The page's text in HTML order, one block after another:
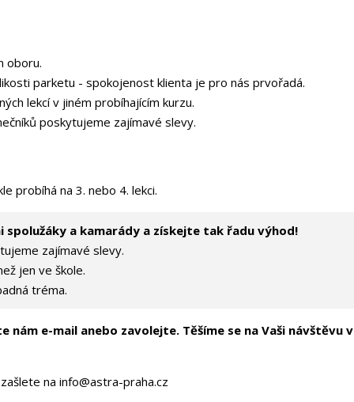
oboru.
parketu - spokojenost klienta je pro nás prvořadá.
lekcí v jiném probíhajícím kurzu.
poskytujeme zajímavé slevy.
probíhá na 3. nebo 4. lekci.
spolužáky a kamarády a získejte tak řadu výhod!
zajímavé slevy.
jen ve škole.
tréma.
e-mail anebo zavolejte. Těšíme se na Vaši návštěvu v
na info@astra-praha.cz